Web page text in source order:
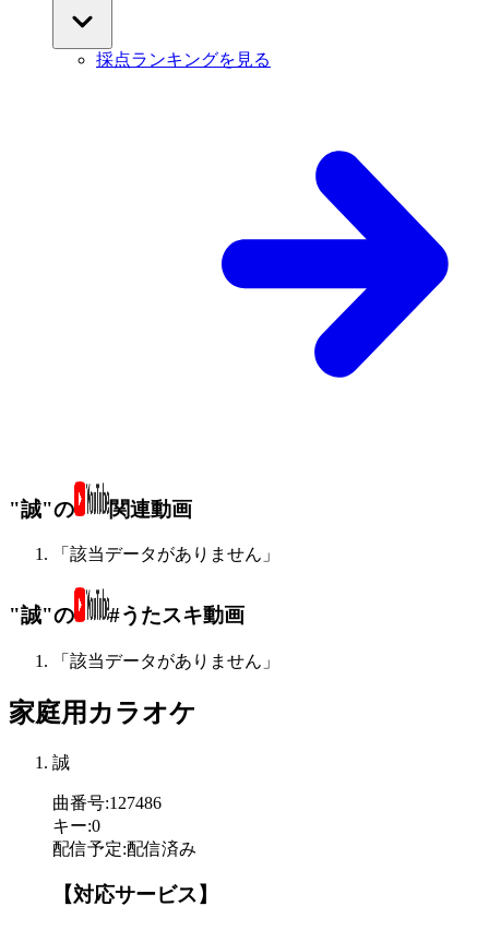
採点ランキングを見る
"誠"の 関連動画
「該当データがありません」
"誠"の #うたスキ動画
「該当データがありません」
家庭用カラオケ
誠
曲番号:127486
キー:0
配信予定:配信済み
【対応サービス】